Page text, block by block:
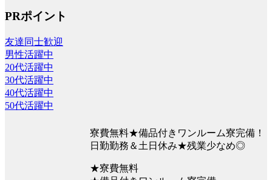
PRポイント
友達同士歓迎
男性活躍中
20代活躍中
30代活躍中
40代活躍中
50代活躍中
寮費無料★備品付きワンルーム寮完備！
日勤勤務＆土日休み★残業少なめ◎
★寮費無料